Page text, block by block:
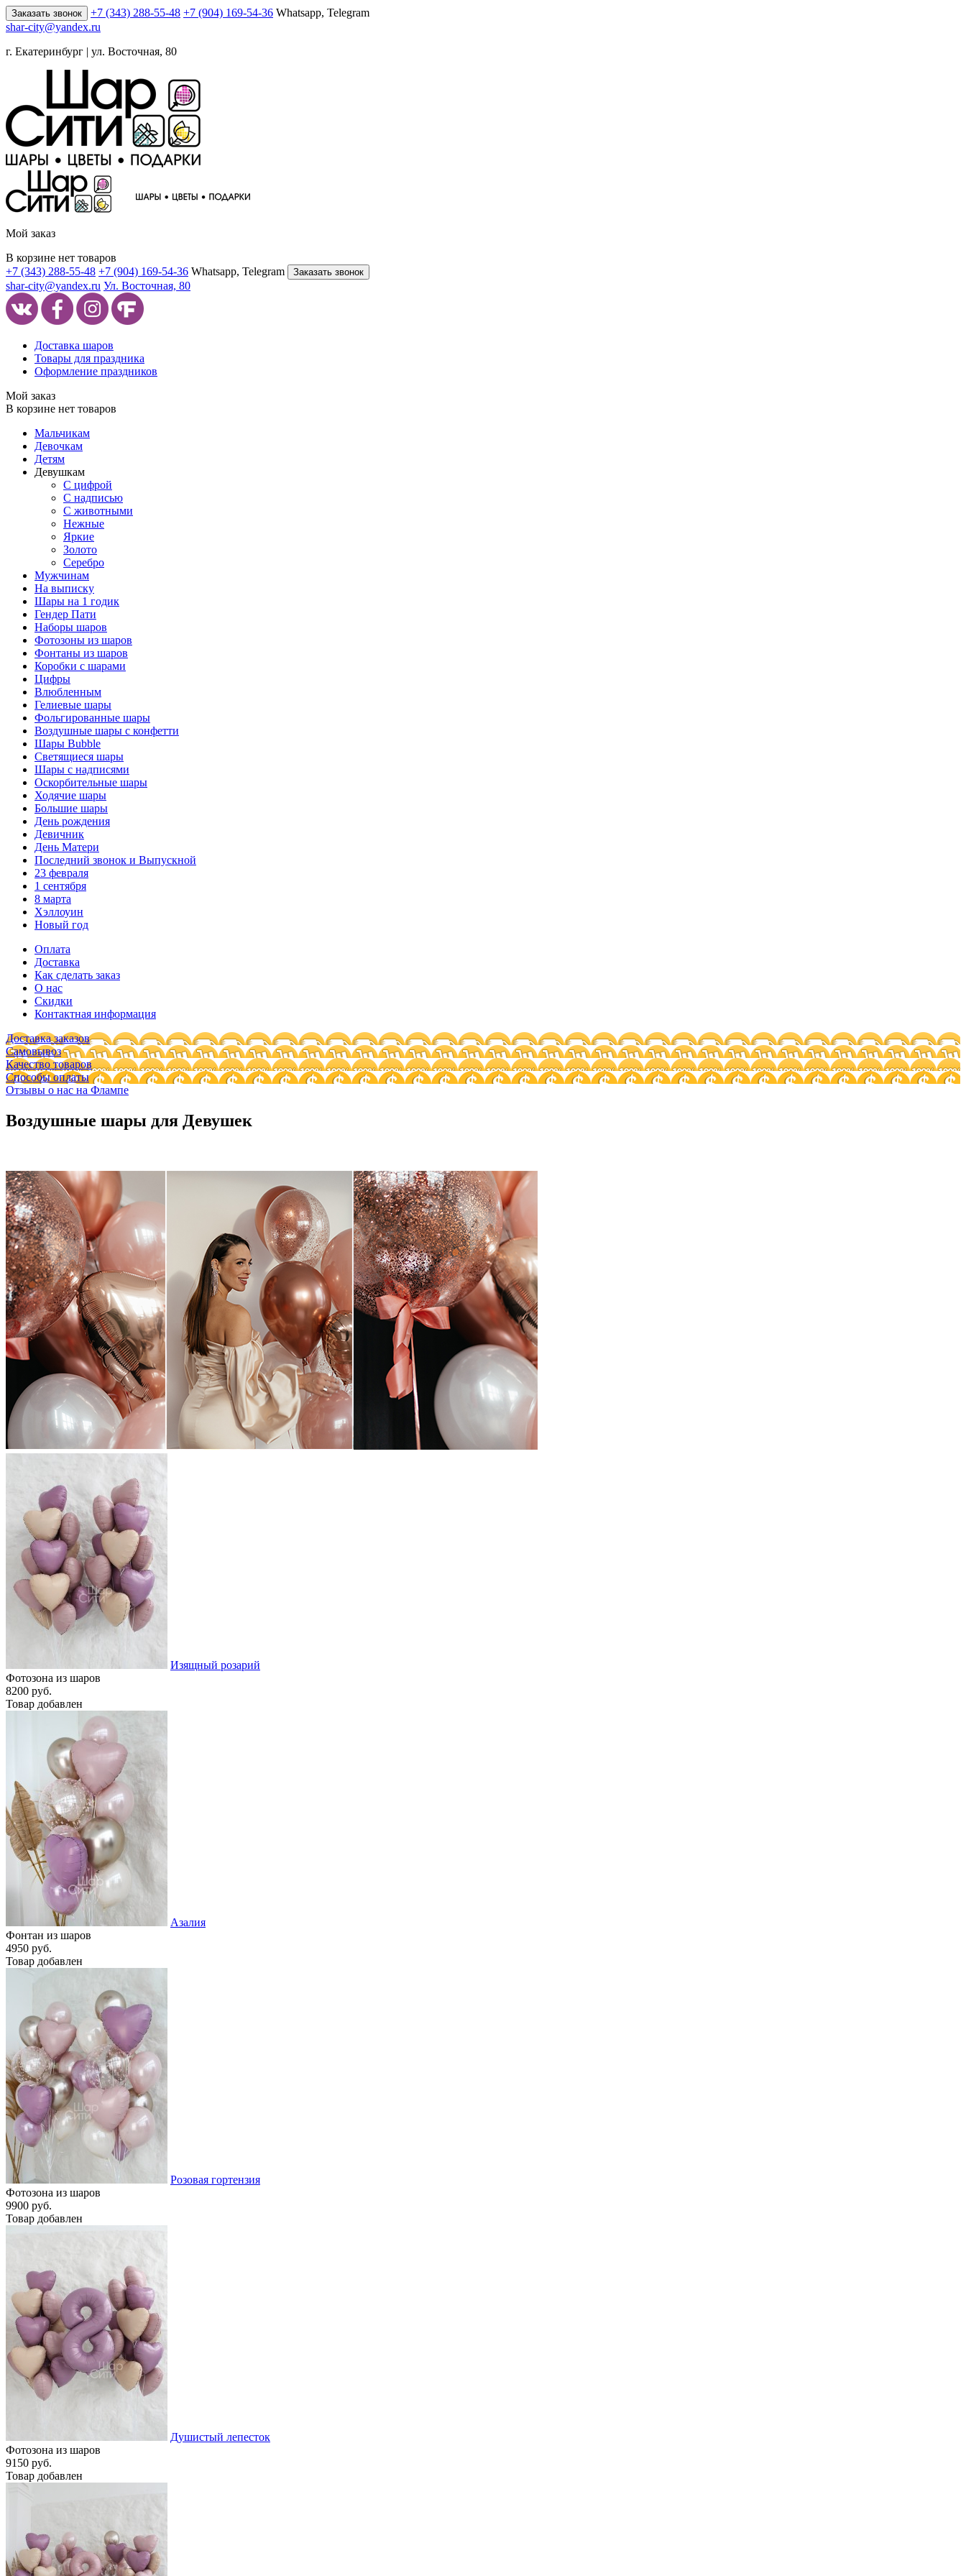
Заказать звонок +7 (343) 288-55-48 +7 (904) 169-54-36 Whatsapp, Telegram
shar-city@yandex.ru
г. Екатеринбург | ул. Восточная, 80
Мой заказ
В корзине нет товаров
+7 (343) 288-55-48 +7 (904) 169-54-36 Whatsapp, Telegram Заказать звонок
shar-city@yandex.ru Ул. Восточная, 80
Доставка шаров
Товары для праздника
Оформление праздников
Мой заказ
В корзине нет товаров
Мальчикам
Девочкам
Детям
Девушкам
С цифрой
С надписью
С животными
Нежные
Яркие
Золото
Серебро
Мужчинам
На выписку
Шары на 1 годик
Гендер Пати
Наборы шаров
Фотозоны из шаров
Фонтаны из шаров
Коробки с шарами
Цифры
Влюбленным
Гелиевые шары
Фольгированные шары
Воздушные шары с конфетти
Шары Bubble
Светящиеся шары
Шары с надписями
Оскорбительные шары
Ходячие шары
Большие шары
День рождения
Девичник
День Матери
Последний звонок и Выпускной
23 февраля
1 сентября
8 марта
Хэллоуин
Новый год
Оплата
Доставка
Как сделать заказ
О нас
Скидки
Контактная информация
Доставка заказов
Самовывоз
Качество товаров
Способы оплаты
Отзывы о нас на Флампе
Воздушные шары для Девушек
Изящный розарий
Фотозона из шаров
8200 руб.
Товар добавлен
Азалия
Фонтан из шаров
4950 руб.
Товар добавлен
Розовая гортензия
Фотозона из шаров
9900 руб.
Товар добавлен
Душистый лепесток
Фотозона из шаров
9150 руб.
Товар добавлен